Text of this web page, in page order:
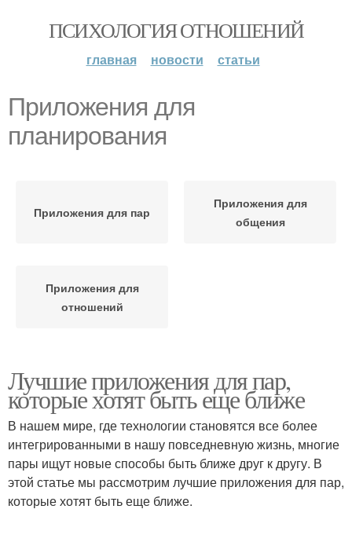
ПСИХОЛОГИЯ ОТНОШЕНИЙ
главная новости статьи
Приложения для
планирования
Приложения для пар
Приложения для
общения
Приложения для
отношений
Лучшие приложения для пар,
которые хотят быть еще ближе
В нашем мире, где технологии становятся все более
интегрированными в нашу повседневную жизнь, многие
пары ищут новые способы быть ближе друг к другу. В
этой статье мы рассмотрим лучшие приложения для пар,
которые хотят быть еще ближе.